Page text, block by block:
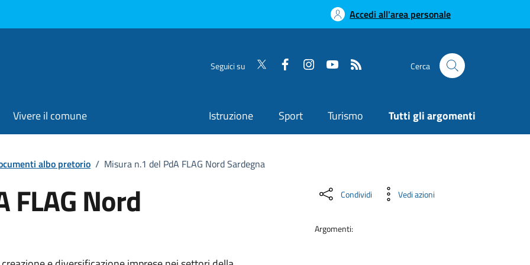
Accedi all'area personale
Seguici su Cerca
Vivere il comune Istruzione Sport Turismo Tutti gli argomenti
albo pretorio / Misura n.1 del PdA FLAG Nord Sardegna
FLAG Nord Condividi Vedi azioni
Argomenti: